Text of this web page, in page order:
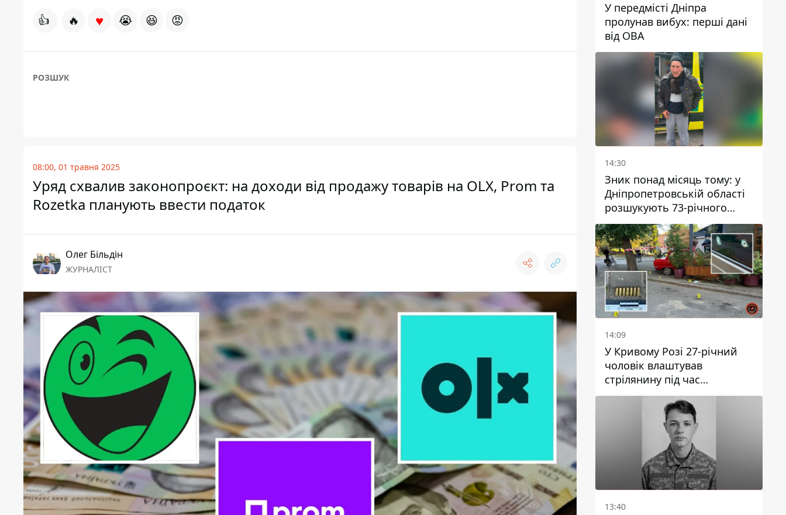
👍 🔥 ♥ 😭 😆 😡
РОЗШУК
08:00, 01 травня 2025
Уряд схвалив законопроєкт: на доходи від продажу товарів на OLX, Prom та
Rozetka планують ввести податок
Олег Більдін
ЖУРНАЛІСТ
У передмісті Дніпра
пролунав вибух: перші дані
від ОВА
14:30
Зник понад місяць тому: у
Дніпропетровській області
розшукують 73-річного
чоловіка
14:09
У Кривому Розі 27-річний
чоловік влаштував
стрілянину під час
конфлікту: є поранений
13:40